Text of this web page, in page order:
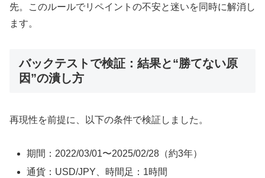
先。このルールでリペイントの不安と迷いを同時に解消し
ます。
バックテストで検証：結果と“勝てない原
因”の潰し方
再現性を前提に、以下の条件で検証しました。
期間：2022/03/01〜2025/02/28（約3年）
通貨：USD/JPY、時間足：1時間